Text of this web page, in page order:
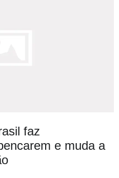
faz
e muda a